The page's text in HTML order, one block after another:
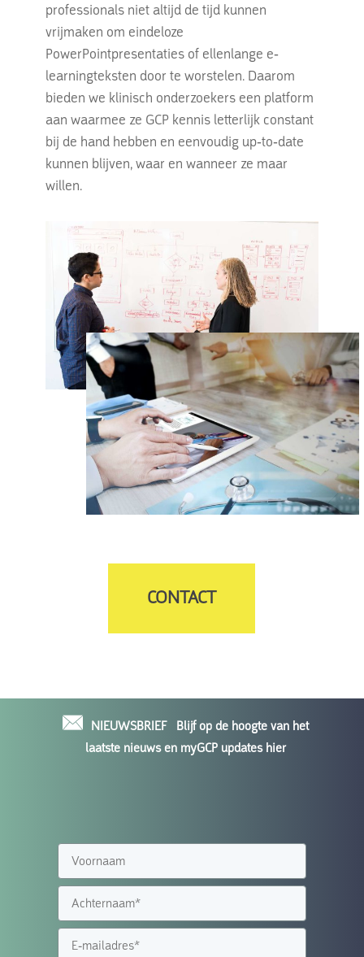
professionals niet altijd de tijd kunnen
vrijmaken om eindeloze
PowerPointpresentaties of ellenlange e-
learningteksten door te worstelen. Daarom
bieden we klinisch onderzoekers een platform
aan waarmee ze GCP kennis letterlijk constant
bij de hand hebben en eenvoudig up-to-date
kunnen blijven, waar en wanneer ze maar
willen.
CONTACT
NIEUWSBRIEF
Blijf op de hoogte van het
laatste nieuws en myGCP updates hier